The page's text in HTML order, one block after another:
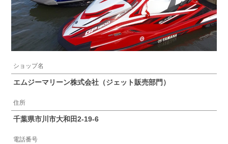
ショップ名
エムジーマリーン株式会社（ジェット販売部門）
住所
千葉県市川市大和田2-19-6
電話番号